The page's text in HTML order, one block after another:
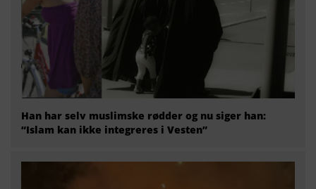
Han har selv muslimske rødder og nu siger han:
“Islam kan ikke integreres i Vesten”